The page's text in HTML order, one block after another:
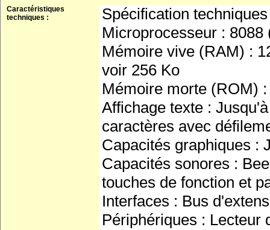
Caractéristiques
techniques :
Spécification
Microprocesseur :
Mémoire vive (RAM) :
voir 256 Ko
Mémoire morte (ROM)
Affichage texte :
caractères avec
Capacités graphiques :
Capacités sonores :
touches de fonction et
Interfaces : Bus
Périphériques : Lecteur